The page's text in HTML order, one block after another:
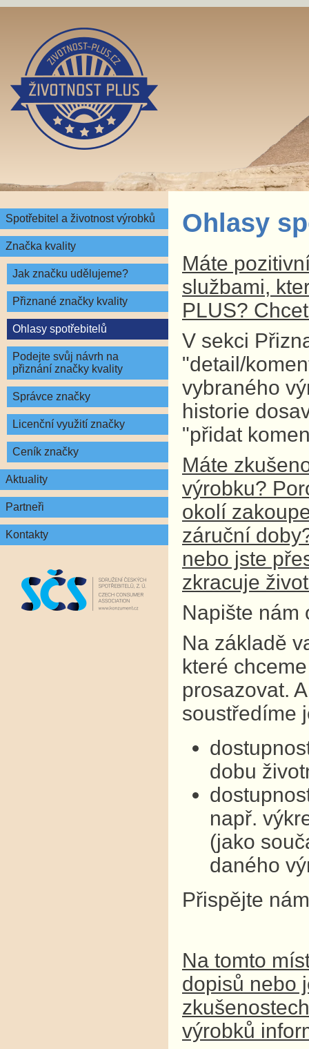
Spotřebitel a životnost výrobků
Značka kvality
Jak značku udělujeme?
Přiznané značky kvality
Ohlasy spotřebitelů
Podejte svůj návrh na
přiznání značky kvality
Správce značky
Licenční využití značky
Ceník značky
Aktuality
Partneři
Kontakty
Ohlasy
Máte
službami,
PLUS?
V sekci
"detail/
vybraného
historie
"přidat
Máte
výrobku?
okolí
záruční
nebo jste
zkracuje
Napište nám
Na základě
které
prosazovat.
soustředíme
dobu
např.
(jako
daného
Přispějte
Na tomto
dopisů nebo
výrobků